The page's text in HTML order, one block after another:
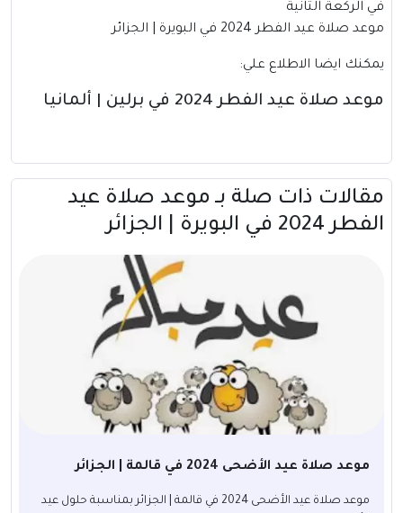
في الركعة الثانية
موعد صلاة عيد الفطر 2024 في البويرة | الجزائر
يمكنك ايضا الاطلاع علي:
موعد صلاة عيد الفطر 2024 في برلين | ألمانيا
مقالات ذات صلة بــ موعد صلاة عيد
الفطر 2024 في البويرة | الجزائر
موعد صلاة عيد الأضحى 2024 في قالمة | الجزائر
موعد صلاة عيد الأضحى 2024 في قالمة | الجزائر بمناسبة حلول عيد